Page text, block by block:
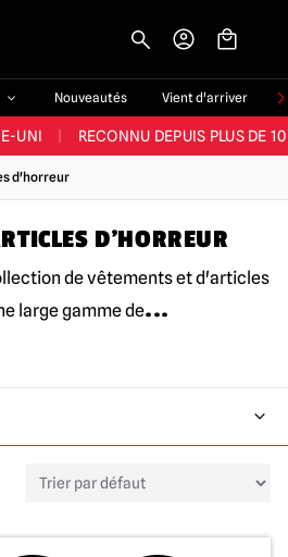
Nouveautés Vient d'arriver
ROYAUME-UNI PLUS DE 60 000
UNI RECONNU DEPUIS PLUS DE
D'HORREUR CHAQUE SEMAINE
ROYAUME-UNI PLUS DE 60 000
d'horreur
D'HORREUR
de vêtements et d'articles
large gamme de...